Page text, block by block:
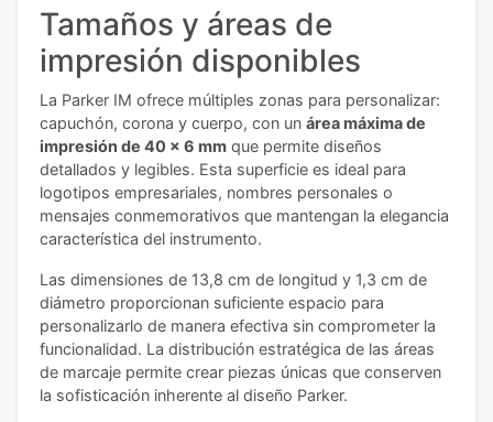
Tamaños y áreas de
impresión disponibles
La Parker IM ofrece múltiples zonas para personalizar:
capuchón, corona y cuerpo, con un área máxima de
impresión de 40 x 6 mm que permite diseños
detallados y legibles. Esta superficie es ideal para
logotipos empresariales, nombres personales o
mensajes conmemorativos que mantengan la elegancia
característica del instrumento.
Las dimensiones de 13,8 cm de longitud y 1,3 cm de
diámetro proporcionan suficiente espacio para
personalizarlo de manera efectiva sin comprometer la
funcionalidad. La distribución estratégica de las áreas
de marcaje permite crear piezas únicas que conserven
la sofisticación inherente al diseño Parker.